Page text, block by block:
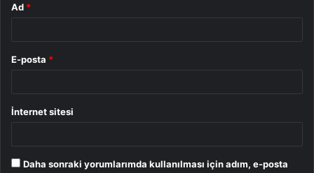
Ad *
E-posta *
İnternet sitesi
Daha sonraki yorumlarımda kullanılması için adım, e-posta